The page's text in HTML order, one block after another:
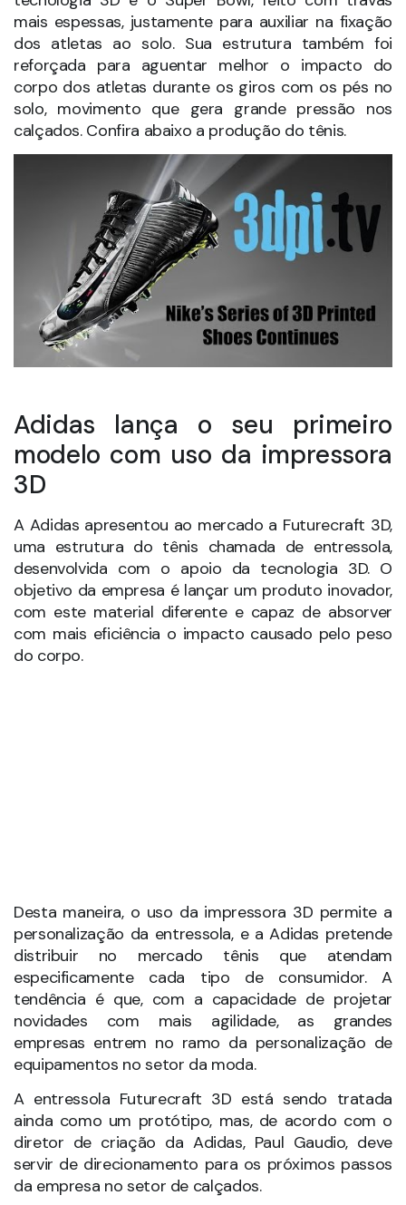
Adidas lança o seu primeiro
modelo com uso da impressora
3D
A Adidas apresentou ao mercado a Futurecraft 3D,
uma estrutura do tênis chamada de entressola,
desenvolvida com o apoio da tecnologia 3D. O
objetivo da empresa é lançar um produto inovador,
com este material diferente e capaz de absorver
com mais eficiência o impacto causado pelo peso
do corpo.
personalização da entressola, e a Adidas pretende
distribuir no mercado tênis que atendam
especificamente cada tipo de consumidor. A
tendência é que, com a capacidade de projetar
novidades com mais agilidade, as grandes
empresas entrem no ramo da personalização de
equipamentos no setor da moda.
A entressola Futurecraft 3D está sendo tratada
ainda como um protótipo, mas, de acordo com o
diretor de criação da Adidas, Paul Gaudio, deve
servir de direcionamento para os próximos passos
da empresa no setor de calçados.
Uso da impressora 3D na
confecção de roupas
Se a impressora 3D está revolucionando o setor de
calçados, no caso das roupas o caminho é o
mesmo. Estilistas inovadores e arrojados já estão
usando o equipamento para produzir looks
diferentes e ousados, com combinações próprias.
A criatividade é o carro-chefe desses designers de
roupas modernas, que usam padrões geométricos
para conseguir criar peças, como blusas que
contêm detalhes que foram feitos através
da impressão 3D.